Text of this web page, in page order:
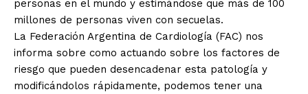
personas en el mundo y estimándose que más de 100
millones de personas viven con secuelas.
La Federación Argentina de Cardiología (FAC) nos
informa sobre como actuando sobre los factores de
riesgo que pueden desencadenar esta patología y
modificándolos rápidamente, podemos tener una